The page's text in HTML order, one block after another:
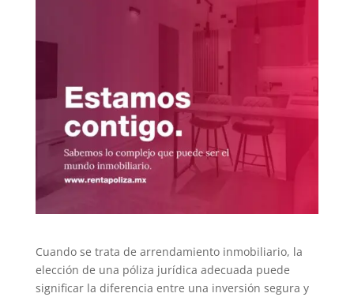
Cuando se trata de arrendamiento inmobiliario, la
elección de una póliza jurídica adecuada puede
significar la diferencia entre una inversión segura y